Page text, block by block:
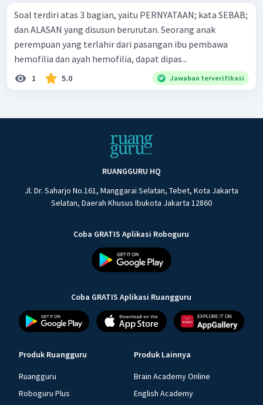
Soal terdiri atas 3 bagian, yaitu PERNYATAAN; kata SEBAB;
dan ALASAN yang disusun berurutan. Seorang anak
perempuan yang terlahir dari pasangan ibu pembawa
hemofilia dan ayah hemofilia, dapat dipas...
1 5.0 Jawaban terverifikasi
RUANGGURU HQ
Jl. Dr. Saharjo No.161, Manggarai Selatan, Tebet, Kota Jakarta
Selatan, Daerah Khusus Ibukota Jakarta 12860
Coba GRATIS Aplikasi Roboguru
Coba GRATIS Aplikasi Ruangguru
Produk Ruangguru
Ruangguru
Roboguru Plus
Produk Lainnya
Brain Academy Online
English Academy